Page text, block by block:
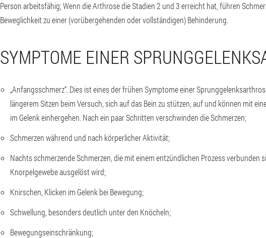
Person arbeitsfähig; Wenn die Arthrose die Stadien 2 und 3 erreicht hat, führen
Beweglichkeit zu einer (vorübergehenden oder vollständigen) Behinderung.
SYMPTOME EINER
„Anfangsschmerz“. Dies ist eines der frühen Symptome einer
längerem Sitzen beim Versuch, sich auf das Bein zu stützen, auf und können mit
im Gelenk einhergehen. Nach ein paar Schritten verschwinden die Schmerzen;
Schmerzen während und nach körperlicher Aktivität;
Nachts schmerzende Schmerzen, die mit einem entzündlichen Prozess verbunden
Knorpelgewebe ausgelöst wird;
Knirschen, Klicken im Gelenk bei Bewegung;
Schwellung, besonders deutlich unter den Knöcheln;
Bewegungseinschränkung;